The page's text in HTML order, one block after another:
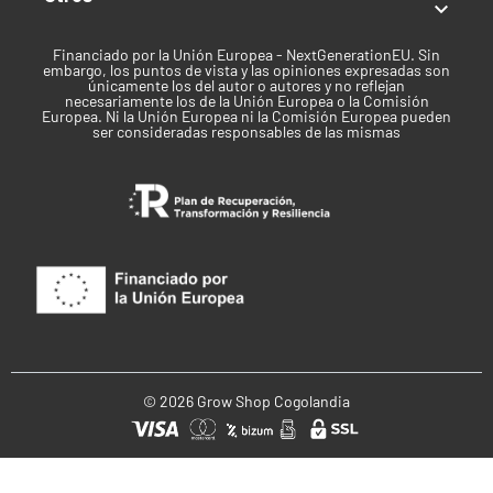

Financiado por la Unión Europea - NextGenerationEU. Sin
embargo, los puntos de vista y las opiniones expresadas son
únicamente los del autor o autores y no reflejan
necesariamente los de la Unión Europea o la Comisión
Europea. Ni la Unión Europea ni la Comisión Europea pueden
ser consideradas responsables de las mismas
© 2026 Grow Shop Cogolandia